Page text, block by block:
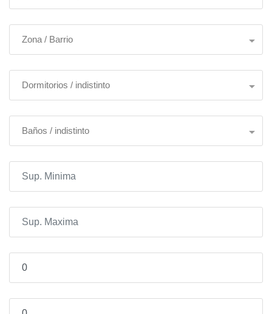
Zona / Barrio
Dormitorios / indistinto
Baños / indistinto